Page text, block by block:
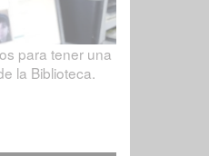
para tener una
la Biblioteca.